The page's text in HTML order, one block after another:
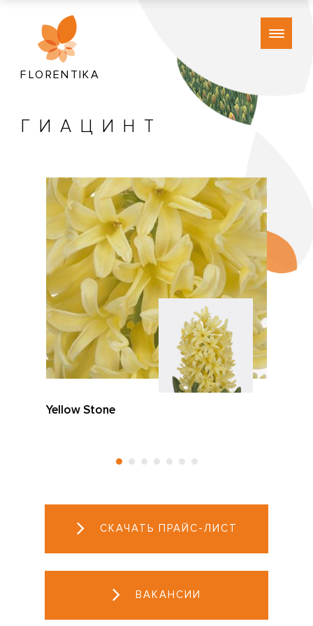
FLORENTIKA
ГИАЦИНТ
Yellow Stone
СКАЧАТЬ ПРАЙС-ЛИСТ
ВАКАНСИИ